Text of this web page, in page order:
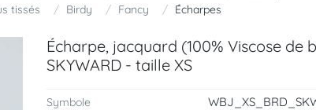
tissés Birdy Fancy Écharpes
Écharpe, jacquard (100% Viscose de
SKYWARD - taille XS
Symbole